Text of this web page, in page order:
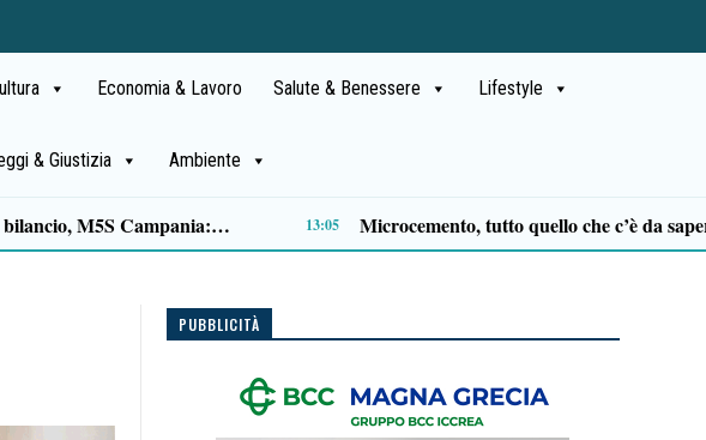
Economia & Lavoro Salute & Benessere Lifestyle
& Giustizia Ambiente
Al Festival dell’Aspide arriva “Il tempo delle radici”: un cammino immersivo tra memoria, mindfulness e sapori 10:54
PUBBLICITÀ